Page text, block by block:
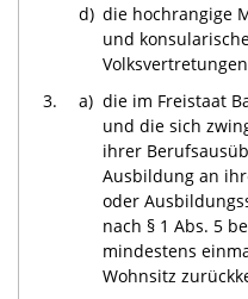
d) die hochrangige
und
3.
a) die im Freistaat
und die sich
ihrer
Ausbildung an
oder
nach § 1 Abs. 5
mindestens
Wohnsitz